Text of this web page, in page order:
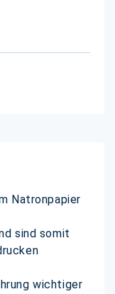
Natronpapier
sind somit
wichtiger